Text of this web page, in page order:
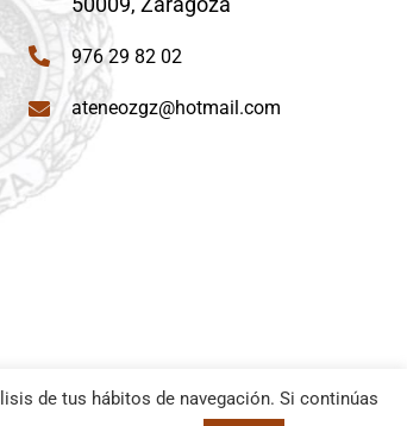
976 29 82 02
ateneozgz@hotmail.com
de tus hábitos de navegación. Si continúas